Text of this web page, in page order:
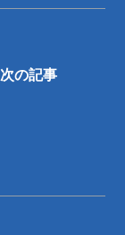
次の記事